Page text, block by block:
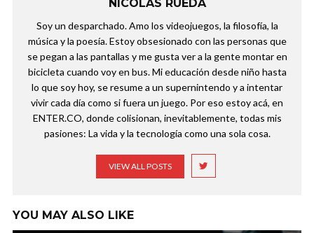
NICOLÁS RUEDA
Soy un desparchado. Amo los videojuegos, la filosofía, la
música y la poesía. Estoy obsesionado con las personas que
se pegan a las pantallas y me gusta ver a la gente montar en
bicicleta cuando voy en bus. Mi educación desde niño hasta
lo que soy hoy, se resume a un supernintendo y a intentar
vivir cada día como si fuera un juego. Por eso estoy acá, en
ENTER.CO, donde colisionan, inevitablemente, todas mis
pasiones: La vida y la tecnología como una sola cosa.
VIEW ALL POSTS
YOU MAY ALSO LIKE